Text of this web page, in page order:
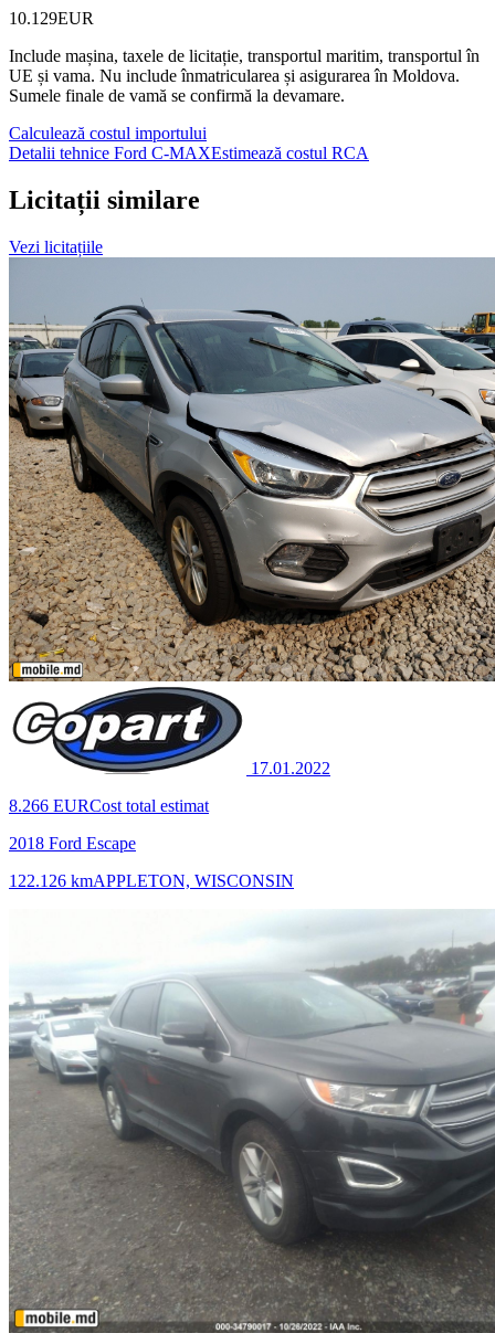
10.129EUR
Include mașina, taxele de licitație, transportul maritim, transportul în
UE și vama. Nu include înmatricularea și asigurarea în Moldova.
Sumele finale de vamă se confirmă la devamare.
Calculează costul importului
Detalii tehnice Ford C-MAXEstimează costul RCA
Licitații similare
Vezi licitațiile
17.01.2022
8.266 EURCost total estimat
2018 Ford Escape
122.126 kmAPPLETON, WISCONSIN